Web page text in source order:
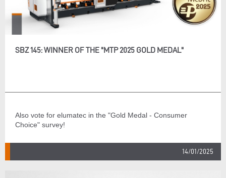
SBZ 145: WINNER OF THE "MTP 2025 GOLD MEDAL"
Also vote for elumatec in the "Gold Medal - Consumer
Choice" survey!
14/01/2025